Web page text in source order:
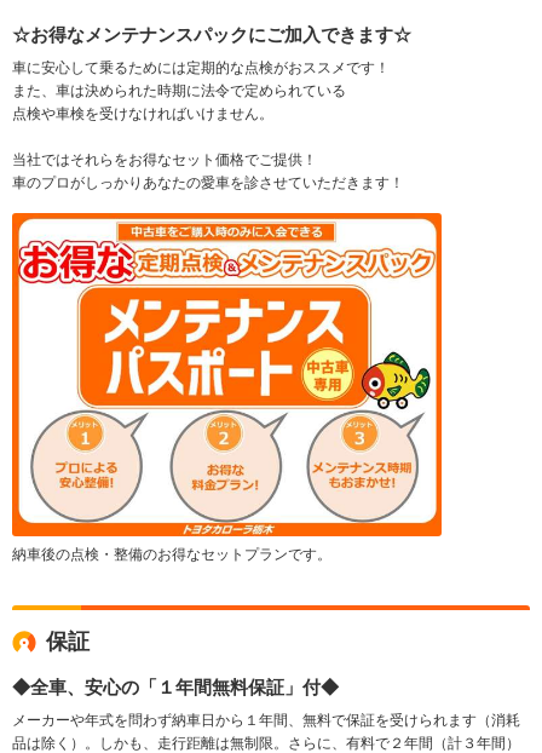
☆お得なメンテナンスパックにご加入できます☆
車に安心して乗るためには定期的な点検がおススメです！
また、車は決められた時期に法令で定められている
点検や車検を受けなければいけません。
当社ではそれらをお得なセット価格でご提供！
車のプロがしっかりあなたの愛車を診させていただきます！
納車後の点検・整備のお得なセットプランです。
保証
◆全車、安心の「１年間無料保証」付◆
メーカーや年式を問わず納車日から１年間、無料で保証を受けられます（消耗
品は除く）。しかも、走行距離は無制限。さらに、有料で２年間（計３年間）